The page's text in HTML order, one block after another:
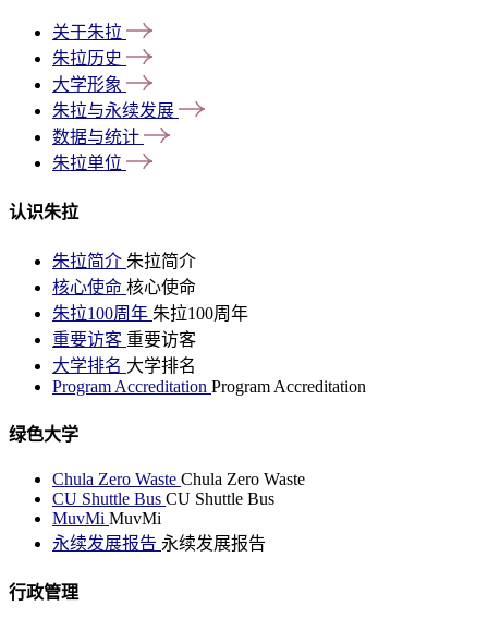
关于朱拉
朱拉历史
大学形象
朱拉与永续发展
数据与统计
朱拉单位
认识朱拉
朱拉简介 朱拉简介
核心使命 核心使命
朱拉100周年 朱拉100周年
重要访客 重要访客
大学排名 大学排名
Program Accreditation Program Accreditation
绿色大学
Chula Zero Waste Chula Zero Waste
CU Shuttle Bus CU Shuttle Bus
MuvMi MuvMi
永续发展报告 永续发展报告
行政管理